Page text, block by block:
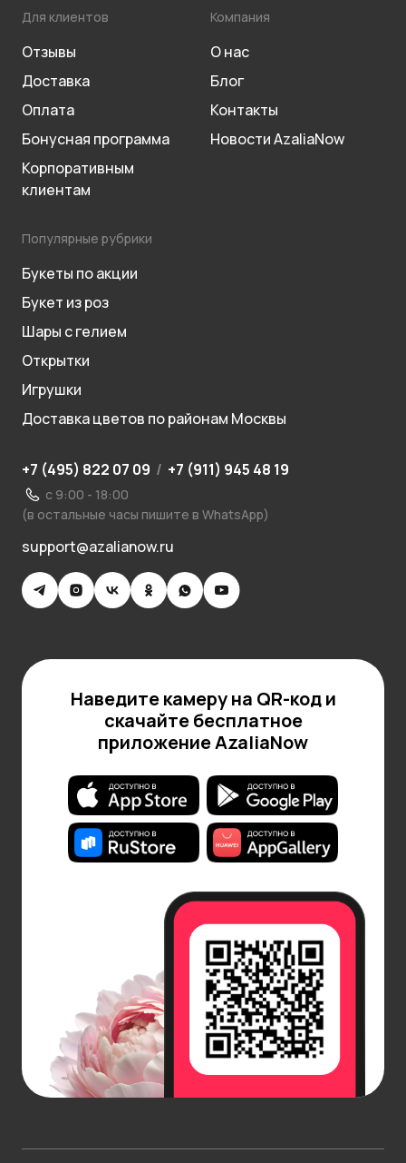
Для клиентов
Отзывы
Доставка
Оплата
Бонусная программа
Корпоративным
клиентам
Компания
О нас
Блог
Контакты
Новости AzaliaNow
Популярные рубрики
Букеты по акции
Букет из роз
Шары с гелием
Открытки
Игрушки
Доставка цветов по районам Москвы
+7 (495) 822 07 09 / +7 (911) 945 48 19
с 9:00 - 18:00
(в остальные часы пишите в WhatsApp)
support@azalianow.ru
Наведите камеру на QR-код и
скачайте бесплатное
приложение AzaliaNow